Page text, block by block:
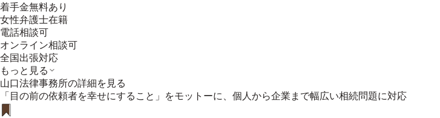
着手金無料あり
女性弁護士在籍
電話相談可
オンライン相談可
全国出張対応
もっと見る
山口法律事務所の詳細を見る
「目の前の依頼者を幸せにすること」をモットーに、個人から企業まで幅広い相続問題に対応